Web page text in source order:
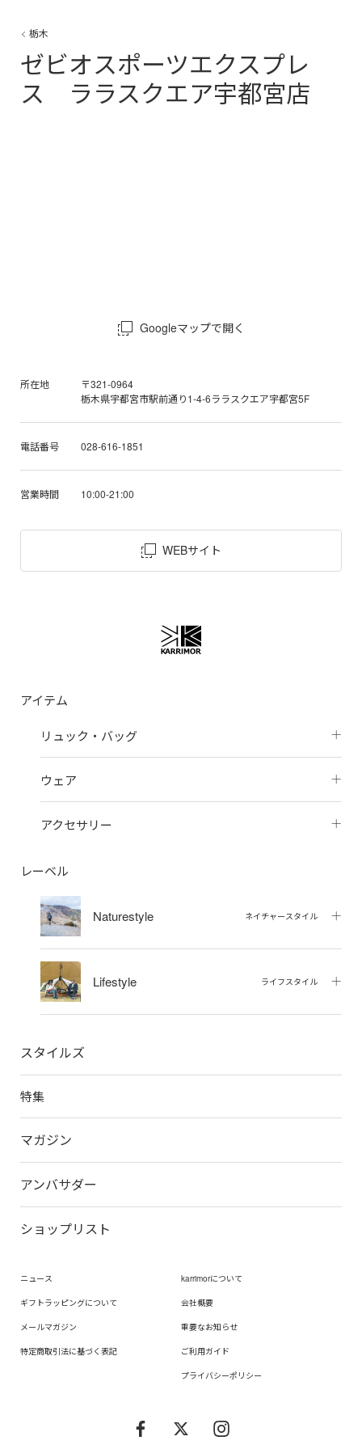
栃木
ゼビオスポーツエクスプレ
ス ララスクエア宇都宮店
Googleマップで開く
所在地
〒321-0964
栃木県宇都宮市駅前通り1-4-6ララスクエア宇都宮5F
電話番号 028-616-1851
営業時間 10:00-21:00
WEBサイト
アイテム
リュック・バッグ
ウェア
アクセサリー
レーベル
Naturestyle ネイチャースタイル
Lifestyle ライフスタイル
スタイルズ
特集
マガジン
アンバサダー
ショップリスト
ニュース
ギフトラッピングについて
メールマガジン
特定商取引法に基づく表記
karrimorについて
会社概要
重要なお知らせ
ご利用ガイド
プライバシーポリシー